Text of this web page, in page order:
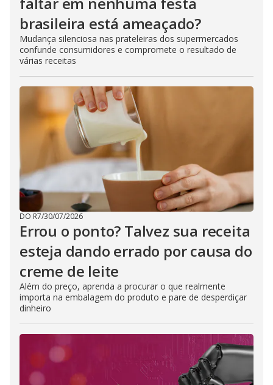
brasileira está ameaçado?
Mudança silenciosa nas prateleiras dos supermercados
confunde consumidores e compromete o resultado de
várias receitas
DO R7/30/07/2026
Errou o ponto? Talvez sua receita
esteja dando errado por causa do
creme de leite
Além do preço, aprenda a procurar o que realmente
importa na embalagem do produto e pare de desperdiçar
dinheiro